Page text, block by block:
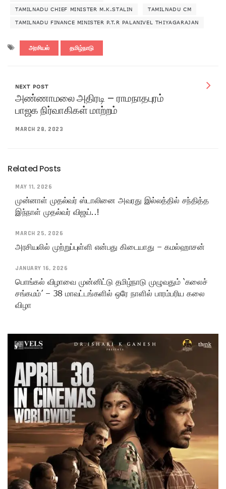
TAMILNADU CHIEF MINISTER M.K.STALIN TAMILNADU CM
TAMILNADU FINANCE MINISTER P.T.R PALANIVEL THIYAGARAJAN
அரசியல் தமிழ்நாடு
NEXT POST
அண்ணாமலை அதிரடி – ராமநாதபுரம்
பாஜக நிர்வாகிகள் மாற்றம்
MARCH 28, 2023
Related Posts
MAY 11, 2026
முன்னாள் முதல்வர் ஸ்டாலினை அவரது இல்லத்தில் சந்தித்த
இந்நாள் முதல்வர் விஜய்..!
MARCH 25, 2026
அரசியலில் முற்றுப்புள்ளி என்பது கிடையாது – கமல்ஹாசன்
JANUARY 16, 2026
பொங்கல் விழாவை முன்னிட்டு தமிழ்நாடு முழுவதும் ‘கலைச்
சங்கமம்’ – 38 மாவட்டங்களில் ஒரே நாளில் பாரம்பரிய கலை
விழா